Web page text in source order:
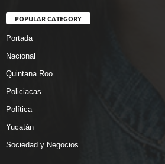
POPULAR CATEGORY
Portada
Nacional
Quintana Roo
Policiacas
Política
Yucatán
Sociedad y Negocios